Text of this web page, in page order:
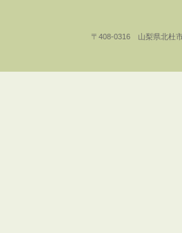
〒408-0316 山梨県北杜